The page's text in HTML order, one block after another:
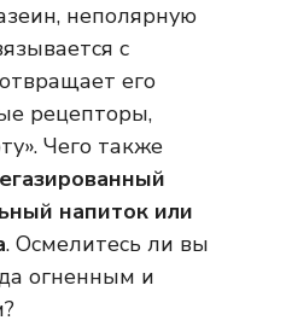
неполярную
с
его
рецепторы,
Чего также
напиток или
. Осмелитесь ли вы
огненным и